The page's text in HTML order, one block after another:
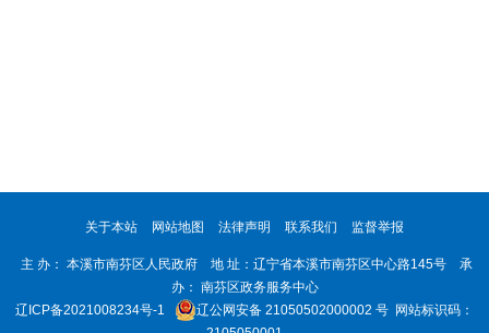
关于本站 网站地图 法律声明 联系我们 监督举报
主 办： 本溪市南芬区人民政府 地 址：辽宁省本溪市南芬区中心路145号 承
办： 南芬区政务服务中心
辽ICP备2021008234号-1
辽公网安备 21050502000002 号 网站标识码：